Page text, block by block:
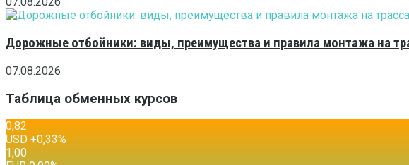
Дорожные отбойники: виды, преимущества и правила монтажа на
07.08.2026
Таблица обменных курсов
0,82
USD +0,33%
1,00